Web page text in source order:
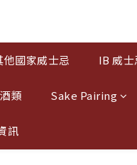
他國家威士忌 IB 威
類 Sake Pairing
訊